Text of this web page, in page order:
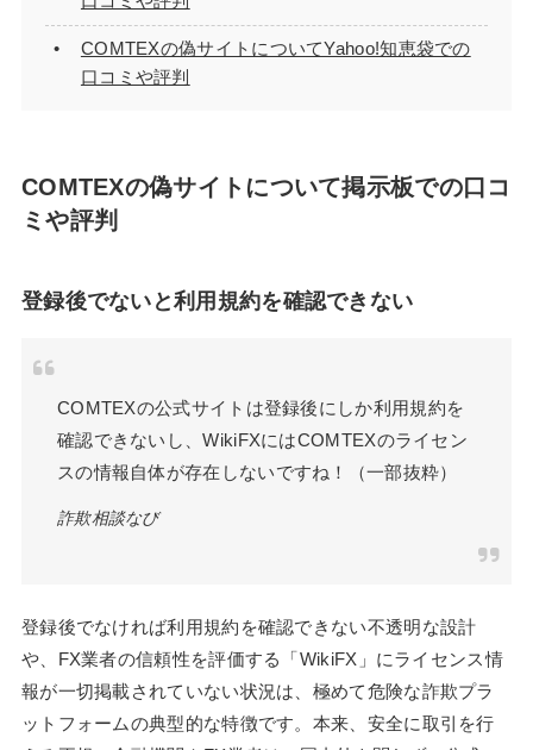
COMTEXの偽サイトについてYahoo!知恵袋での
口コミや評判
COMTEXの偽サイトについて掲示板での口コ
ミや評判
登録後でないと利用規約を確認できない
COMTEXの公式サイトは登録後にしか利用規約を
確認できないし、WikiFXにはCOMTEXのライセン
スの情報自体が存在しないですね！（一部抜粋）
詐欺相談なび
登録後でなければ利用規約を確認できない不透明な設計
や、FX業者の信頼性を評価する「WikiFX」にライセンス情
報が一切掲載されていない状況は、極めて危険な詐欺プラ
ットフォームの典型的な特徴です。本来、安全に取引を行